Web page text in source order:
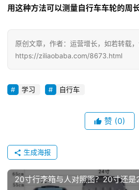
用这种方法可以测量自行车车轮的周长
原创文章，作者：运营增长，如若转载，
https://ziliaobaba.com/8673.html
学习 自行车
赞 (0)
生成海报
20寸行李箱与人对照图？20寸还是